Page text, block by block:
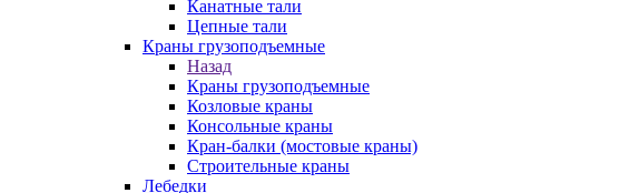
Канатные тали
Цепные тали
Краны грузоподъемные
Назад
Краны грузоподъемные
Козловые краны
Консольные краны
Кран-балки (мостовые краны)
Строительные краны
Лебедки